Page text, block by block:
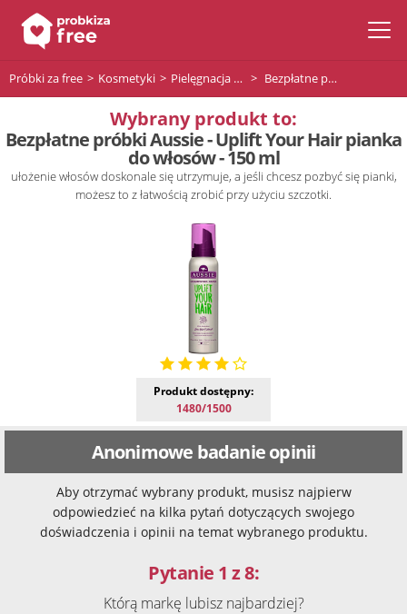
Próbki za free Kosmetyki Pielęgnacja włosów Bezpłatne próbki Aussie - Uplift Your Hair pianka do włosów - 150 ml
Wybrany produkt to:
Bezpłatne próbki Aussie - Uplift Your Hair pianka
do włosów - 150 ml
ułożenie włosów doskonale się utrzymuje, a jeśli chcesz pozbyć się pianki,
możesz to z łatwością zrobić przy użyciu szczotki.
Produkt dostępny:
1480/1500
Anonimowe badanie opinii
Aby otrzymać wybrany produkt, musisz najpierw
odpowiedzieć na kilka pytań dotyczących swojego
doświadczenia i opinii na temat wybranego produktu.
Pytanie 1 z 8:
Którą markę lubisz najbardziej?